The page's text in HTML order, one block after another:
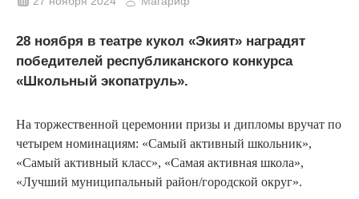
28 ноября в театре кукол «Экият» наградят
победителей республиканского конкурса
«Школьный экопатруль».
На торжественной церемонии призы и дипломы вручат по
четырем номинациям: «Самый активный школьник»,
«Самый активный класс», «Самая активная школа»,
«Лучший муниципальный район/городской округ».